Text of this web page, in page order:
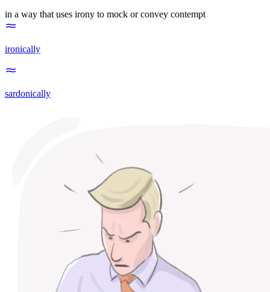
in a way that uses irony to mock or convey contempt
ironically
sardonically